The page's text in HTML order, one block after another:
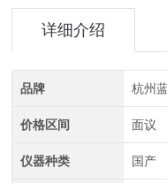
详细介绍
品牌 杭州
价格区间 面议
仪器种类 国产